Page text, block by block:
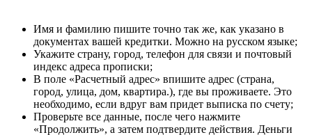
Имя и фамилию пишите точно так же, как указано в
документах вашей кредитки. Можно на русском языке;
Укажите страну, город, телефон для связи и почтовый
индекс адреса прописки;
В поле «Расчетный адрес» впишите адрес (страна,
город, улица, дом, квартира.), где вы проживаете. Это
необходимо, если вдруг вам придет выписка по счету;
Проверьте все данные, после чего нажмите
«Продолжить», а затем подтвердите действия. Деньги